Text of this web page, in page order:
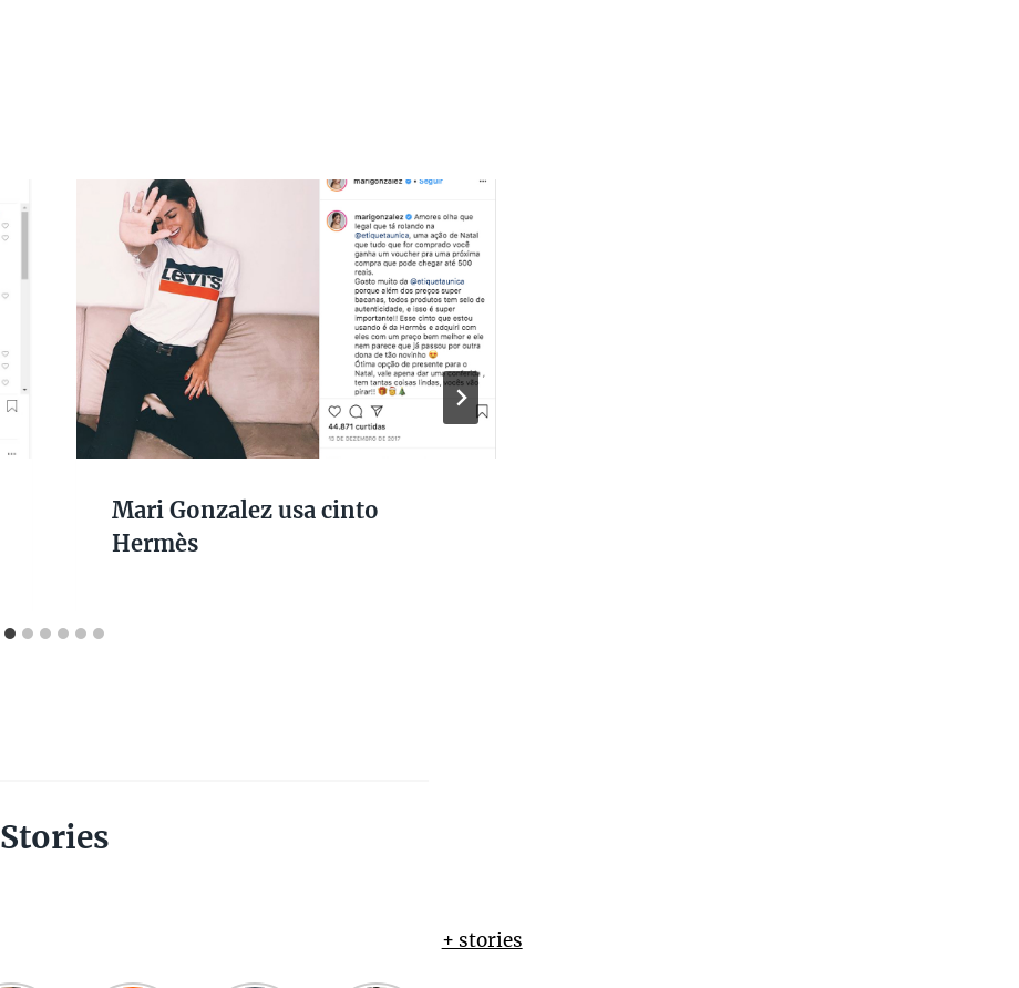
Mari Gonzalez usa cinto
Hermès
Stories
+ stories